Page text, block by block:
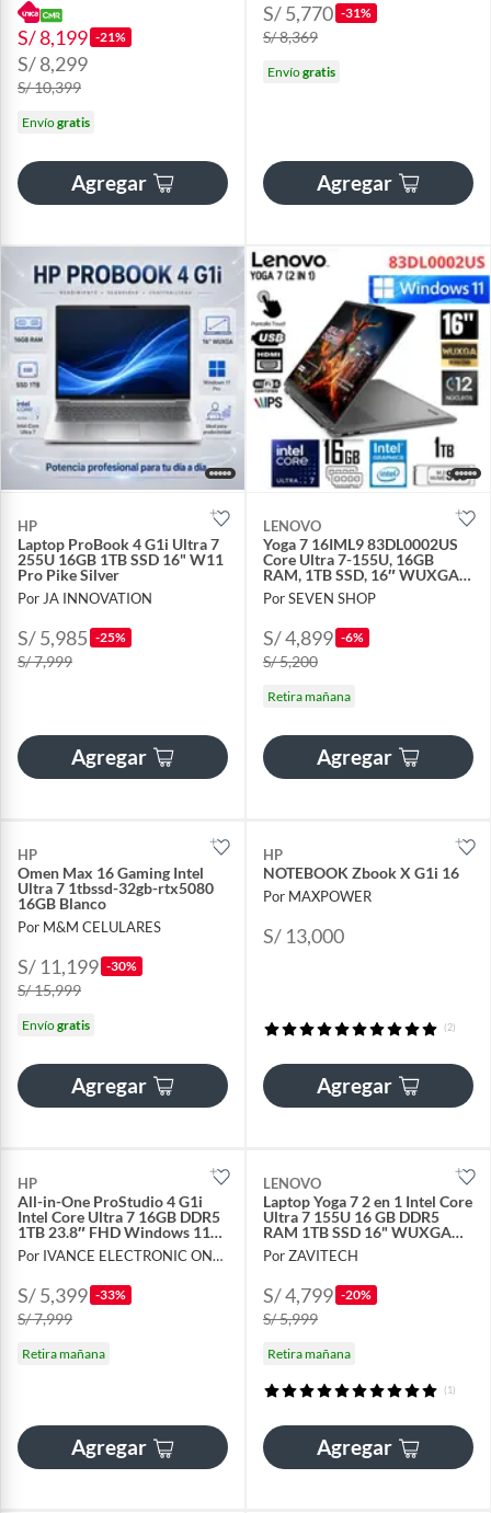
S/ 8,199 -21%
S/ 8,299
S/ 10,399
Envíogratis
Agregar
S/ 5,770 -31%
S/ 8,369
Envíogratis
Agregar
HP
Laptop ProBook 4 G1i Ultra 7
255U 16GB 1TB SSD 16" W11
Pro Pike Silver
Por JA INNOVATION
S/ 5,985 -25%
S/ 7,999
Agregar
LENOVO
Yoga 7 16IML9 83DL0002US
Core Ultra 7-155U, 16GB
RAM, 1TB SSD, 16″ WUXGA
Táctil, Windows 11
Por SEVEN SHOP
S/ 4,899 -6%
S/ 5,200
Retira mañana
Agregar
HP
Omen Max 16 Gaming Intel
Ultra 7 1tbssd-32gb-rtx5080
16GB Blanco
Por M&M CELULARES
S/ 11,199 -30%
S/ 15,999
Envíogratis
Agregar
HP
NOTEBOOK Zbook X G1i 16
Por MAXPOWER
S/ 13,000
(2)
Agregar
HP
All-in-One ProStudio 4 G1i
Intel Core Ultra 7 16GB DDR5
1TB 23.8″ FHD Windows 11
Pro C0EZ1LS#ABM
Por IVANCE ELECTRONIC ONLINE
S/ 5,399 -33%
S/ 7,999
Retira mañana
Agregar
LENOVO
Laptop Yoga 7 2 en 1 Intel Core
Ultra 7 155U 16 GB DDR5
RAM 1TB SSD 16" WUXGA
TouchScreen
Por ZAVITECH
S/ 4,799 -20%
S/ 5,999
Retira mañana
(1)
Agregar